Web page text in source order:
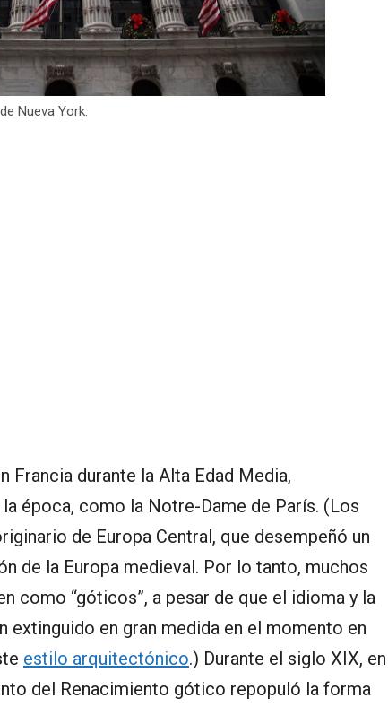
Nueva York.
Francia durante la Alta Edad Media,
época, como la Notre-Dame de París. (Los
de Europa Central, que desempeñó un
de la Europa medieval. Por lo tanto, muchos
como “góticos”, a pesar de que el idioma y la
extinguido en gran medida en el momento en
estilo arquitectónico.) Durante el siglo XIX, en
del Renacimiento gótico repopuló la forma